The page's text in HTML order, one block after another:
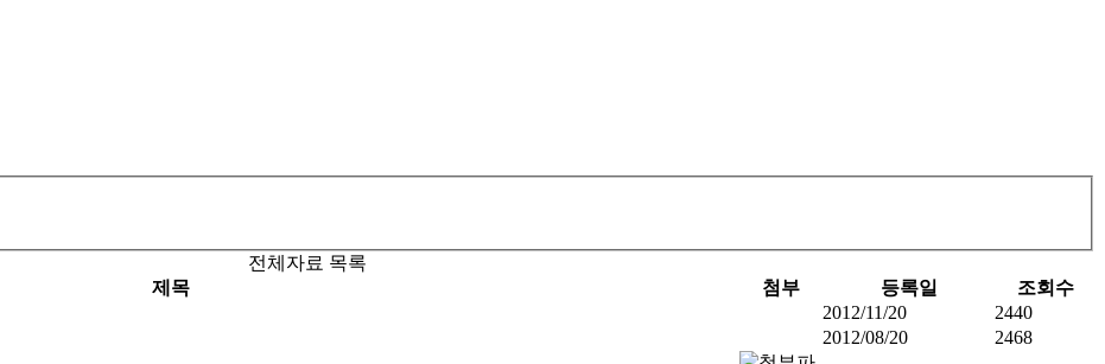
전체자료 목록
제목 첨부 등록일
조회수
2012/11/20
2440
2012/08/20
2468